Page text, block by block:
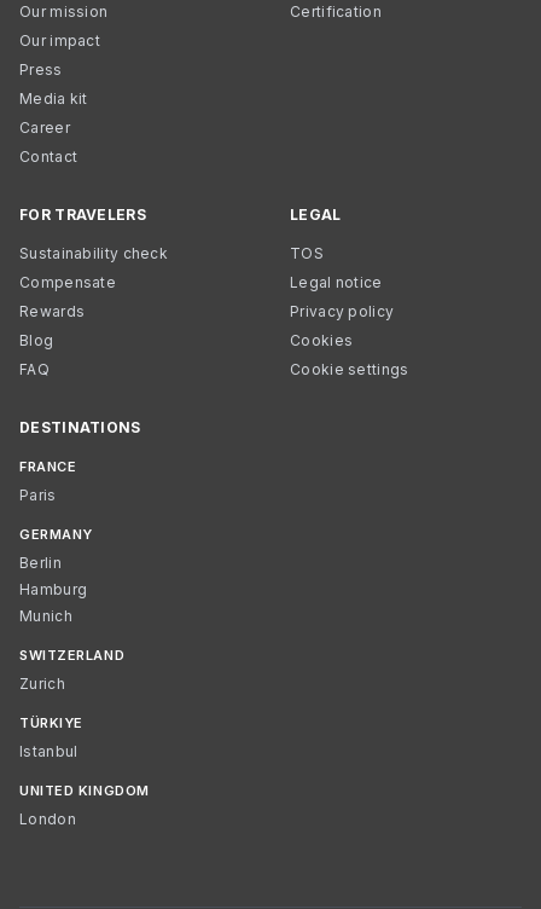
Our mission
Our impact
Press
Media kit
Career
Contact
Certification
FOR TRAVELERS
Sustainability check
Compensate
Rewards
Blog
FAQ
LEGAL
TOS
Legal notice
Privacy policy
Cookies
Cookie settings
DESTINATIONS
FRANCE
Paris
GERMANY
Berlin
Hamburg
Munich
SWITZERLAND
Zurich
TÜRKIYE
Istanbul
UNITED KINGDOM
London